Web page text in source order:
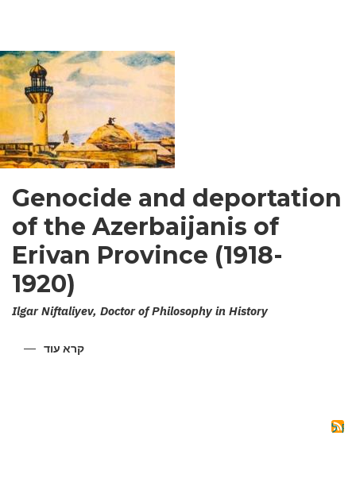
Genocide and deportation
of the Azerbaijanis of
Erivan Province (1918-
1920)
Ilgar Niftaliyev, Doctor of Philosophy in History
קרא עודעל